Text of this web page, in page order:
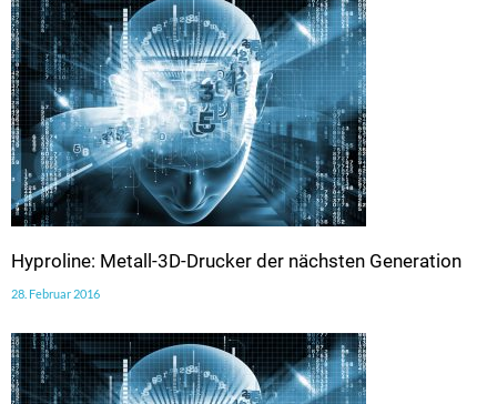
Hyproline: Metall-3D-Drucker der nächsten Generation
28. Februar 2016